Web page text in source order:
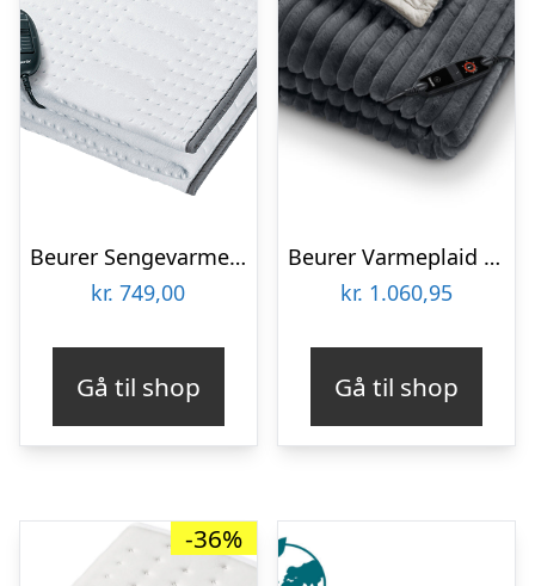
Beurer Sengevarmer UB024GP (1 stk)
kr. 749,00
Gå til shop
Beurer Varmeplaid HD 82, Stockholm
kr. 1.060,95
Gå til shop
-36%